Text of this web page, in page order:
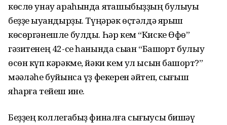
көслө унау араһында яҡташыбыҙҙың булыуы
беҙҙе ҡыуандырҙы. Түңәрәк өҫтәлдә ярыш
көсөргәнешле булды. Һәр кем “Киске Өфө”
гәзитенең 42-се һанында сыҡҡан “Башҡорт булыу
өсөн күп кәрәкме, йәки кем ул ысын башҡорт?”
мәҡәләһе буйынса үҙ фекерен әйтеп, сығыш
яһарға тейеш ине.
Беҙҙең коллегабыҙ финалға сығыусы бишәү